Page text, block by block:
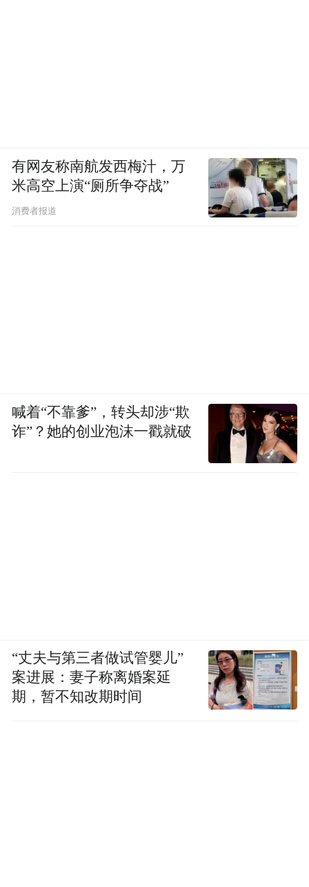
有网友称南航发西梅汁，万
米高空上演“厕所争夺战”
消费者报道
喊着“不靠爹”，转头却涉“欺
诈”？她的创业泡沫一戳就破
“丈夫与第三者做试管婴儿”
案进展：妻子称离婚案延
期，暂不知改期时间